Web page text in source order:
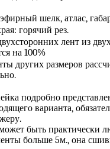
шелк, атлас,
горячий рез.
лент из
на 100%
других размеров
подробно
варианта,
быть практически
больше 5м., она